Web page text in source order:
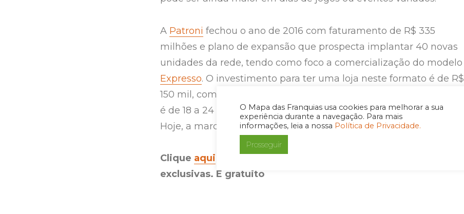
O Mapa das Franquias usa cookies para melhorar a sua
experiência durante a navegação. Para mais
informações, leia a nossa Política de Privacidade.
Prosseguir
A Patroni fechou o ano de 2016 com faturamento de R$ 335
milhões e plano de expansão que prospecta implantar 40 novas
unidades da rede, tendo como foco a comercialização do modelo
Expresso. O investimento para ter uma loja neste formato é de R$
150 mil, com taxa de franquia inclusa no valor. O prazo de retorno
é de 18 a 24 meses, com faturamento médio mensal de R$ 60 mil.
Hoje, a marca conta com 192 lojas espalhadas por todo o Brasil.
Clique aqui
exclusivas. É gratuito